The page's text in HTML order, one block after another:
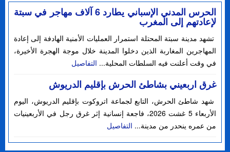
الحرس المدني الإسباني يطارد 6 آلاف مهاجر في سبتة
لإعادتهم إلى المغرب
تشهد مدينة سبتة المحتلة استمرار العمليات الأمنية الهادفة إلى إعادة
المهاجرين المغاربة الذين دخلوا المدينة خلال موجة الهجرة الأخيرة،
في وقت أعلنت فيه السلطات المحلية... التفاصيل
غرق اربعيني بشاطئ الحرش بإقليم الدريوش
شهد شاطئ الحرش، التابع لجماعة اتروكوت بإقليم الدريوش، اليوم
الأربعاء 5 غشت 2026، فاجعة إنسانية إثر غرق رجل في الأربعينيات
من عمره ينحدر من مدينة... التفاصيل